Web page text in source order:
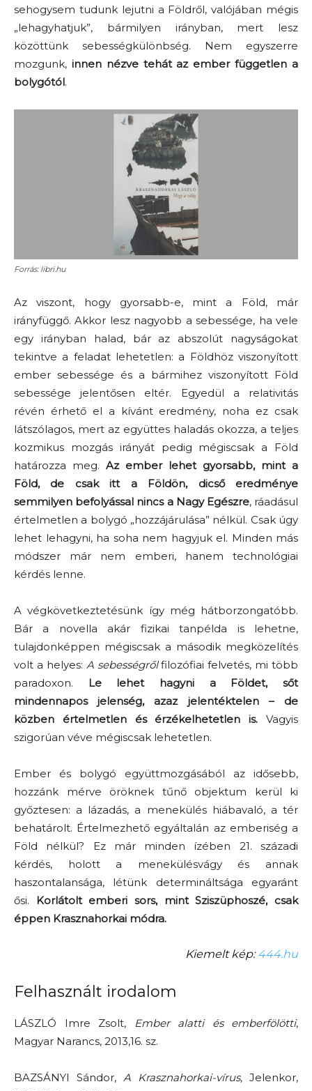
sehogysem tudunk lejutni a Földről, valójában mégis
„lehagyhatjuk”, bármilyen irányban, mert lesz
közöttünk sebességkülönbség. Nem egyszerre
mozgunk, innen nézve tehát az ember független a
bolygótól.
Forrás: libri.hu
Az viszont, hogy gyorsabb-e, mint a Föld, már
irányfüggő. Akkor lesz nagyobb a sebessége, ha vele
egy irányban halad, bár az abszolút nagyságokat
tekintve a feladat lehetetlen: a Földhöz viszonyított
ember sebessége és a bármihez viszonyított Föld
sebessége jelentősen eltér. Egyedül a relativitás
révén érhető el a kívánt eredmény, noha ez csak
látszólagos, mert az együttes haladás okozza, a teljes
kozmikus mozgás irányát pedig mégiscsak a Föld
határozza meg. Az ember lehet gyorsabb, mint a
Föld, de csak itt a Földön, dicső eredménye
semmilyen befolyással nincs a Nagy Egészre, ráadásul
értelmetlen a bolygó „hozzájárulása” nélkül. Csak úgy
lehet lehagyni, ha soha nem hagyjuk el. Minden más
módszer már nem emberi, hanem technológiai
kérdés lenne.
A végkövetkeztetésünk így még hátborzongatóbb.
Bár a novella akár fizikai tanpélda is lehetne,
tulajdonképpen mégiscsak a második megközelítés
volt a helyes: A sebességrőlfilozófiai felvetés, mi több
paradoxon. Le lehet hagyni a Földet, sőt
mindennapos jelenség, azaz jelentéktelen – de
közben értelmetlen és érzékelhetetlen is. Vagyis
szigorúan véve mégiscsak lehetetlen.
Ember és bolygó együttmozgásából az idősebb,
hozzánk mérve öröknek tűnő objektum kerül ki
győztesen: a lázadás, a menekülés hiábavaló, a tér
behatárolt. Értelmezhető egyáltalán az emberiség a
Föld nélkül? Ez már minden ízében 21. századi
kérdés, holott a menekülésvágy és annak
haszontalansága, létünk determináltsága egyaránt
ősi. Korlátolt emberi sors, mint Sziszüphoszé, csak
éppen Krasznahorkai módra.
Kiemelt kép:444.hu
Felhasznált irodalom
LÁSZLÓ Imre Zsolt, Ember alatti és emberfölötti,
Magyar Narancs, 2013,16. sz.
BAZSÁNYI Sándor, A Krasznahorkai-vírus, Jelenkor,